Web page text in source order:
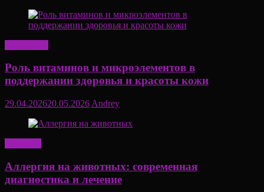
Роль витаминов и микроэлементов в
поддержании здоровья и красоты кожи
29.04.202620.05.2026 Andrey
Аллергия на животных: современная
диагностика и лечение